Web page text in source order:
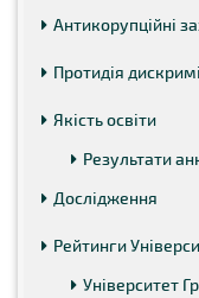
Антикорупційні
Протидія
Якість освіти
Результати
Дослідження
Рейтинги
Університет